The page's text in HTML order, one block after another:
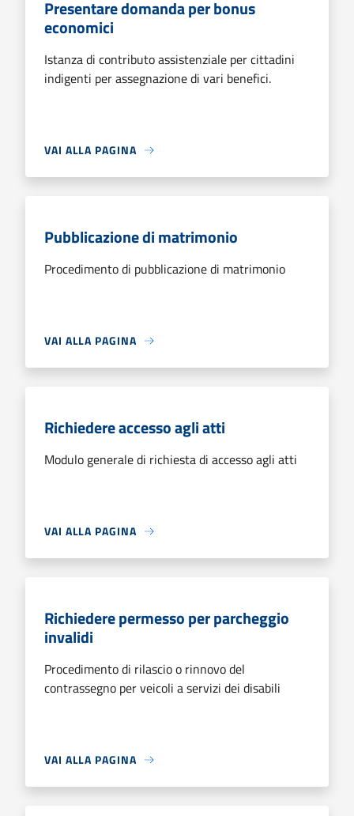
Presentare domanda per bonus
economici
Istanza di contributo assistenziale per cittadini
indigenti per assegnazione di vari benefici.
VAI ALLA PAGINA
Pubblicazione di matrimonio
Procedimento di pubblicazione di matrimonio
VAI ALLA PAGINA
Richiedere accesso agli atti
Modulo generale di richiesta di accesso agli atti
VAI ALLA PAGINA
Richiedere permesso per parcheggio
invalidi
Procedimento di rilascio o rinnovo del
contrassegno per veicoli a servizi dei disabili
VAI ALLA PAGINA